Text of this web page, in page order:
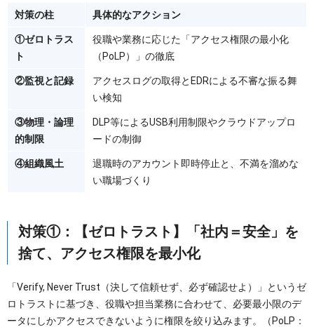
対策の柱 具体的なアクション
①ゼロトラス
ト
役職や業務に応じた「アクセス権限の最小化
（PoLP）」の徹底
②監視と記録
アクセスログの取得とEDRによる不審な振る舞
い検知
③物理・論理
的制限
DLP等によるUSB利用制限やクラウドアップロ
ードの制御
④組織風土
退職時のアカウント即時停止と、不満を溜めな
い職場づくり
対策①：【ゼロトラスト】「社内＝安全」を
捨て、アクセス権限を最小化
「Verify, Never Trust（決して信頼せず、必ず確認せよ）」というゼ
ロトラストに基づき、役職や担当業務に合わせて、必要最小限のデ
ータにしかアクセスできないように権限を絞り込みます。（PoLP：